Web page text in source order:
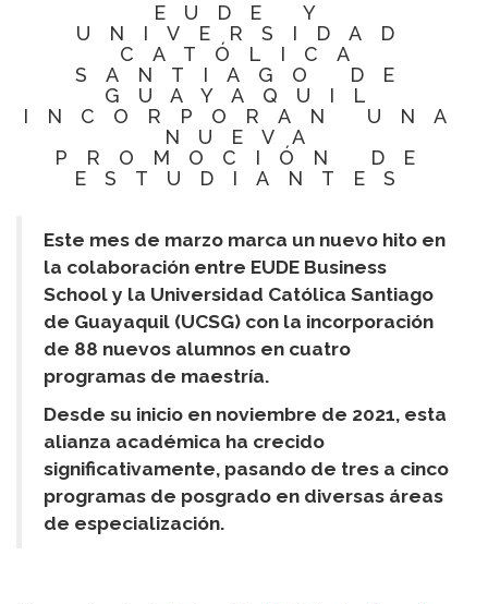
EUDE Y
UNIVERSIDAD
CATÓLICA
SANTIAGO DE
GUAYAQUIL
INCORPORAN UNA
NUEVA
PROMOCIÓN DE
ESTUDIANTES
Este mes de marzo marca un nuevo hito en
la colaboración entre EUDE Business
School y la Universidad Católica Santiago
de Guayaquil (UCSG) con la incorporación
de 88 nuevos alumnos en cuatro
programas de maestría.
Desde su inicio en noviembre de 2021, esta
alianza académica ha crecido
significativamente, pasando de tres a cinco
programas de posgrado en diversas áreas
de especialización.